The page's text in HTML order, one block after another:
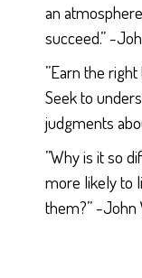
an
succeed.” -
”Earn the
Seek to
judgments
”Why is it so
more likely to
them?” -John